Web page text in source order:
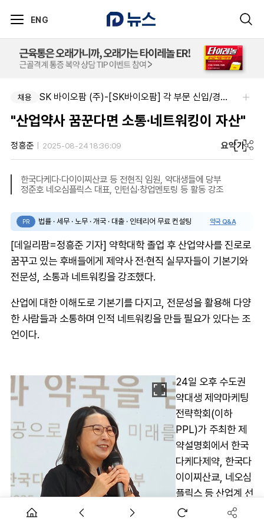
ENG
채용 SK 바이오팜 (주)-[SK바이오팜] 각 부문 신입/경력 구성원 영입
"산업약사 꿈꾼다면 소통·네트워킹이 자산"
정흥준 2025-08-24 18:36:09 요약가
한국다케다·다이이찌산쿄 등 전현직 임원, 약대생들에 당부
정준호 네오심플릭스 대표, 인턴십·창업멘토링 등 활동 강조
PR 법률 · 세무 · 노무 · 개국 · 대출 · 인테리어 무료 컨설팅 약국 Q&A
[데일리팜=정흥준 기자] 약학대학 졸업 후 산업약사를 진로로
꿈꾸고 있는 후배들에게 제약사 전·현직 실무자들이 기본기와
전문성, 소통과 네트워킹을 강조했다.
산업에 대한 이해도로 기본기를 다지고, 전문성을 활용해 다양
한 사람들과 소통하며 인적 네트워킹을 만들 필요가 있다는 조
언이다.
24일 오후 수도권
약대생 제약마케팅
전략학회(이하
PPL)가 주최한 제
약설명회에서 한국
다케다제약, 한국다
이이찌산쿄, 네오심
플릭스 등 산업계 선
배들이 새로운 진로